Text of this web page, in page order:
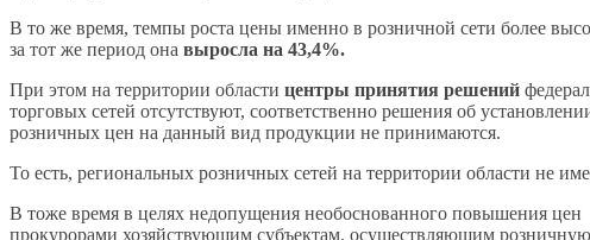
В то же время, темпы роста цены именно в розничной сети более
за тот же период она выросла на 43,4%.
При этом на территории области центры принятия решений
торговых сетей отсутствуют, соответственно решения об
розничных цен на данный вид продукции не принимаются.
То есть, региональных розничных сетей на территории области не
В тоже время в целях недопущения необоснованного повышения цен
прокурорами хозяйствующим субъектам, осуществляющим розничную